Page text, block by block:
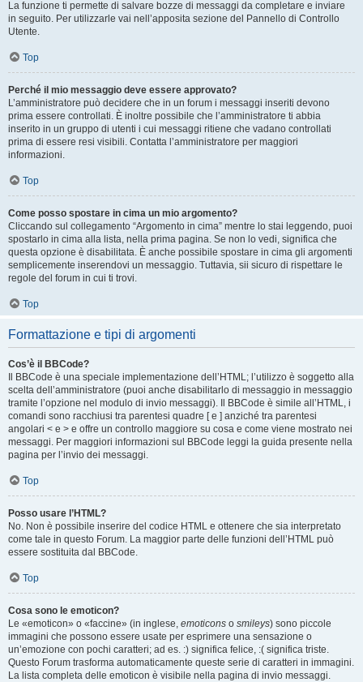
La funzione ti permette di salvare bozze di messaggi da completare e inviare
in seguito. Per utilizzarle vai nell’apposita sezione del Pannello di Controllo
Utente.
Top
Perché il mio messaggio deve essere approvato?
L’amministratore può decidere che in un forum i messaggi inseriti devono
prima essere controllati. È inoltre possibile che l’amministratore ti abbia
inserito in un gruppo di utenti i cui messaggi ritiene che vadano controllati
prima di essere resi visibili. Contatta l’amministratore per maggiori
informazioni.
Top
Come posso spostare in cima un mio argomento?
Cliccando sul collegamento “Argomento in cima” mentre lo stai leggendo, puoi
spostarlo in cima alla lista, nella prima pagina. Se non lo vedi, significa che
questa opzione è disabilitata. È anche possibile spostare in cima gli argomenti
semplicemente inserendovi un messaggio. Tuttavia, sii sicuro di rispettare le
regole del forum in cui ti trovi.
Top
Formattazione e tipi di argomenti
Cos’è il BBCode?
Il BBCode è una speciale implementazione dell’HTML; l’utilizzo è soggetto alla
scelta dell’amministratore (puoi anche disabilitarlo di messaggio in messaggio
tramite l’opzione nel modulo di invio messaggi). Il BBCode è simile all’HTML, i
comandi sono racchiusi tra parentesi quadre [ e ] anziché tra parentesi
angolari < e > e offre un controllo maggiore su cosa e come viene mostrato nei
messaggi. Per maggiori informazioni sul BBCode leggi la guida presente nella
pagina per l’invio dei messaggi.
Top
Posso usare l’HTML?
No. Non è possibile inserire del codice HTML e ottenere che sia interpretato
come tale in questo Forum. La maggior parte delle funzioni dell’HTML può
essere sostituita dal BBCode.
Top
Cosa sono le emoticon?
Le «emoticon» o «faccine» (in inglese, emoticons o smileys) sono piccole
immagini che possono essere usate per esprimere una sensazione o
un’emozione con pochi caratteri; ad es. :) significa felice, :( significa triste.
Questo Forum trasforma automaticamente queste serie di caratteri in immagini.
La lista completa delle emoticon è visibile nella pagina di invio messaggi.